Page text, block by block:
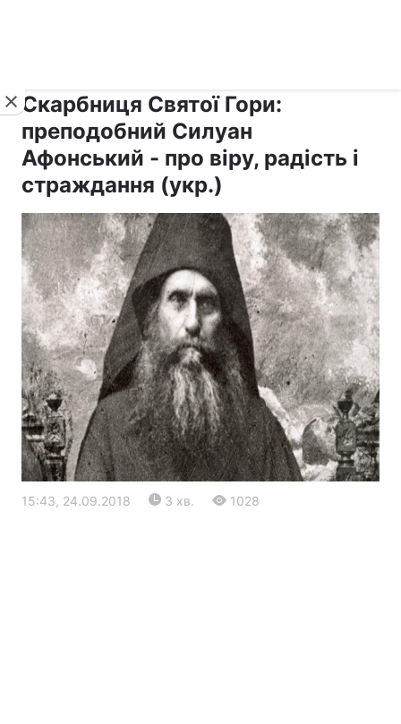
Скарбниця Святої Гори:
преподобний Силуан
Афонський - про віру, радість і
страждання (укр.)
15:43, 24.09.2018 3 хв. 1028